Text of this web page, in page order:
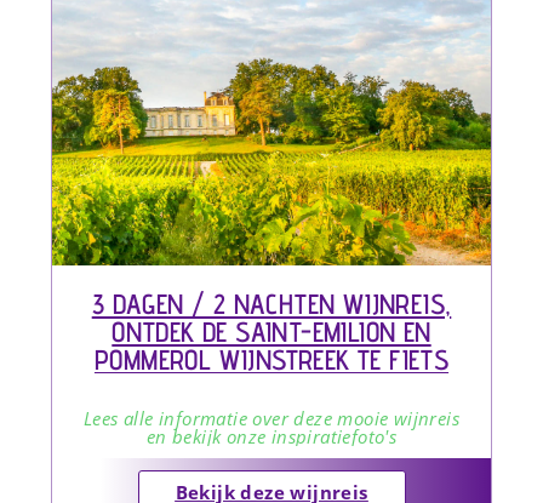
3 DAGEN / 2 NACHTEN WIJNREIS,
ONTDEK DE SAINT-EMILION EN
POMMEROL WIJNSTREEK TE FIETS
Lees alle informatie over deze mooie wijnreis
en bekijk onze inspiratiefoto's
Bekijk deze wijnreis